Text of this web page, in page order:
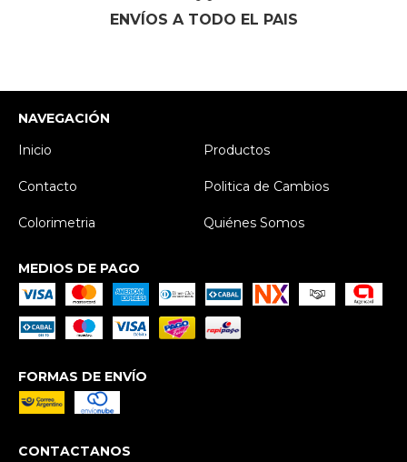
ENVÍOS A TODO EL PAIS
NAVEGACIÓN
Inicio
Productos
Contacto Politica de Cambios
Colorimetria Quiénes Somos
MEDIOS DE PAGO
FORMAS DE ENVÍO
CONTACTANOS